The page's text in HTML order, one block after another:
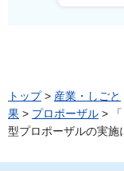
トップ> 産業・しごと
果 > プロポーザル >
型プロポーザルの実施